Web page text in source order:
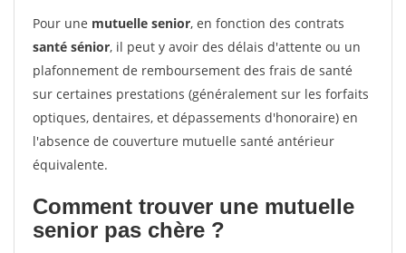
Pour une mutuelle senior, en fonction des contrats
santé sénior, il peut y avoir des délais d'attente ou un
plafonnement de remboursement des frais de santé
sur certaines prestations (généralement sur les forfaits
optiques, dentaires, et dépassements d'honoraire) en
l'absence de couverture mutuelle santé antérieur
équivalente.
Comment trouver une mutuelle
senior pas chère ?